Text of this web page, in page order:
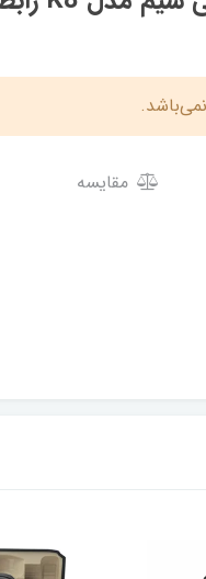
مقایسه